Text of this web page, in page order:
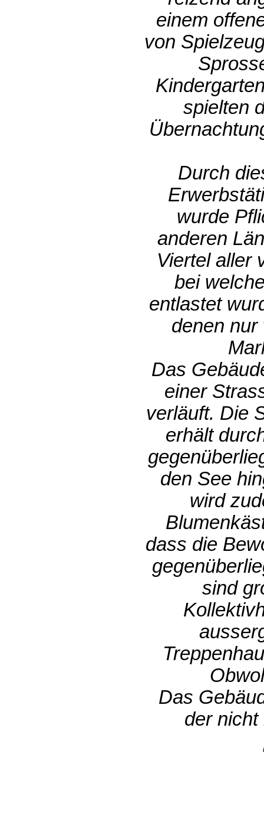
einem
von
spielten
Durch
wurde
anderen
Viertel aller
bei
entlastet
denen
Das
einer
verläuft. Die
erhält
den See
wird
dass die
sind
Das
der